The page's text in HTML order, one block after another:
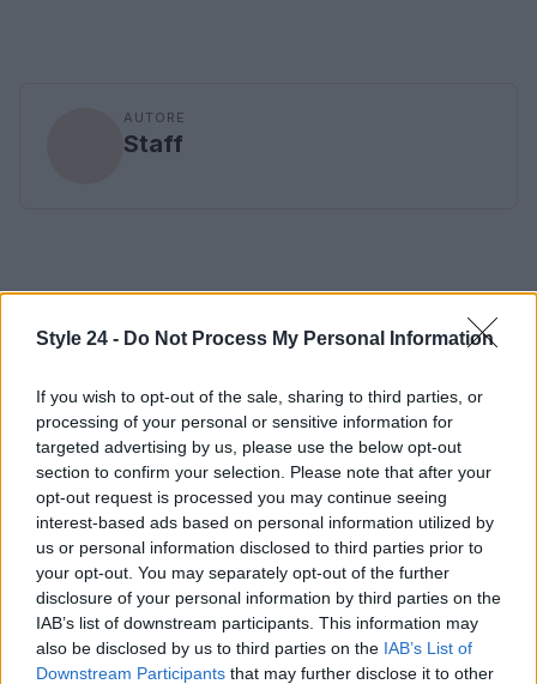
Style 24 - Do Not Process My Personal Information
If you wish to opt-out of the sale, sharing to third parties, or
processing of your personal or sensitive information for
targeted advertising by us, please use the below opt-out
section to confirm your selection. Please note that after your
opt-out request is processed you may continue seeing
interest-based ads based on personal information utilized by
us or personal information disclosed to third parties prior to
your opt-out. You may separately opt-out of the further
disclosure of your personal information by third parties on the
IAB’s list of downstream participants. This information may
also be disclosed by us to third parties on the IAB’s List of
Downstream Participants that may further disclose it to other
AUTORE
Staff